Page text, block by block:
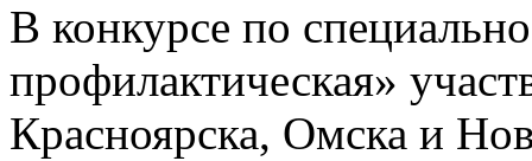
В конкурсе по
профилактическая»
Красноярска, Омска и